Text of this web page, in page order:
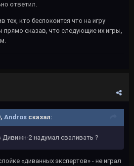
ответил.
тех, кто беспокоится что на игру
прямо сказав, что следующие их игры,
Andros сказал:
Дивижн-2 надумал сваливать ?
«диванных экспертов» - не играл